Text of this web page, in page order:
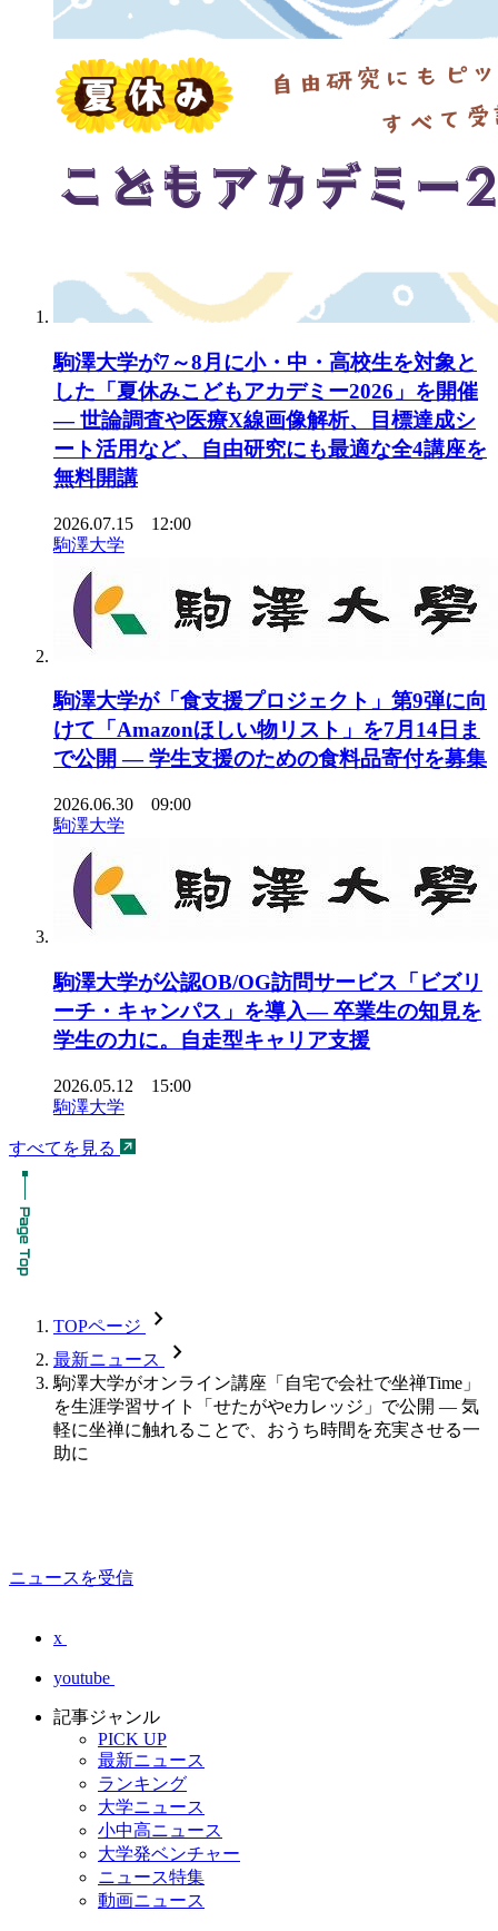
駒澤大学が7～8月に小・中・高校生を対象と
した「夏休みこどもアカデミー2026」を開催
— 世論調査や医療X線画像解析、目標達成シ
ート活用など、自由研究にも最適な全4講座を
無料開講
2026.07.15 12:00
駒澤大学
駒澤大学が「食支援プロジェクト」第9弾に向
けて「Amazonほしい物リスト」を7月14日ま
で公開 ― 学生支援のための食料品寄付を募集
2026.06.30 09:00
駒澤大学
駒澤大学が公認OB/OG訪問サービス「ビズリ
ーチ・キャンパス」を導入― 卒業生の知見を
学生の力に。自走型キャリア支援
2026.05.12 15:00
駒澤大学
すべてを見る
TOPページ chevron_forward
最新ニュース chevron_forward
駒澤大学がオンライン講座「自宅で会社で坐禅Time」
を生涯学習サイト「せたがやeカレッジ」で公開 — 気
軽に坐禅に触れることで、おうち時間を充実させる一
助に
ニュースを受信
x
youtube
記事ジャンル
PICK UP
最新ニュース
ランキング
大学ニュース
小中高ニュース
大学発ベンチャー
ニュース特集
動画ニュース